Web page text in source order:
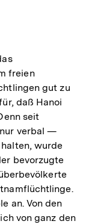
freien
gut zu
daß Hanoi
seit
verbal —
wurde
bevorzugte
an. Von den
von ganz den